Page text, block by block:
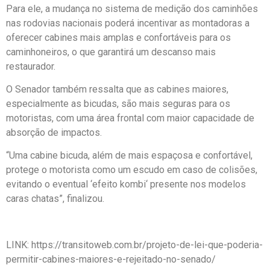
Para ele, a mudança no sistema de medição dos caminhões
nas rodovias nacionais poderá incentivar as montadoras a
oferecer cabines mais amplas e confortáveis para os
caminhoneiros, o que garantirá um descanso mais
restaurador.
O Senador também ressalta que as cabines maiores,
especialmente as bicudas, são mais seguras para os
motoristas, com uma área frontal com maior capacidade de
absorção de impactos.
“Uma cabine bicuda, além de mais espaçosa e confortável,
protege o motorista como um escudo em caso de colisões,
evitando o eventual ‘efeito kombi‘ presente nos modelos
caras chatas”, finalizou.
LINK: https://transitoweb.com.br/projeto-de-lei-que-poderia-
permitir-cabines-maiores-e-rejeitado-no-senado/